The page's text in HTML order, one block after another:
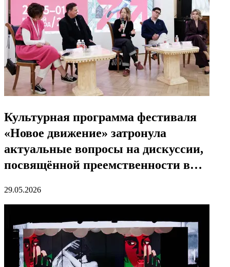
Культурная программа фестиваля
«Новое движение» затронула
актуальные вопросы на дискуссии,
посвящённой преемственности в
29.05.2026